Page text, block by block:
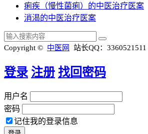
痢疾（慢性菌痢）的中医治疗医案
消渴的中医治疗医案
Copyright © 中医网 站长QQ：3360521511
登录 注册 找回密码
用户名
密码
记住我的登录信息